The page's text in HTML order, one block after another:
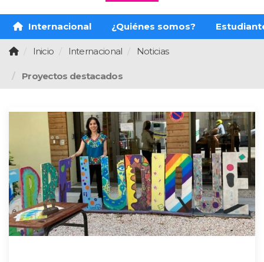
Internacional ¿Quiénes somos?
Inicio Internacional Noticias
Proyectos destacados